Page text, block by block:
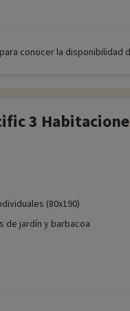
conocer la disponibilidad
3
(80x190)
de jardín y barbacoa